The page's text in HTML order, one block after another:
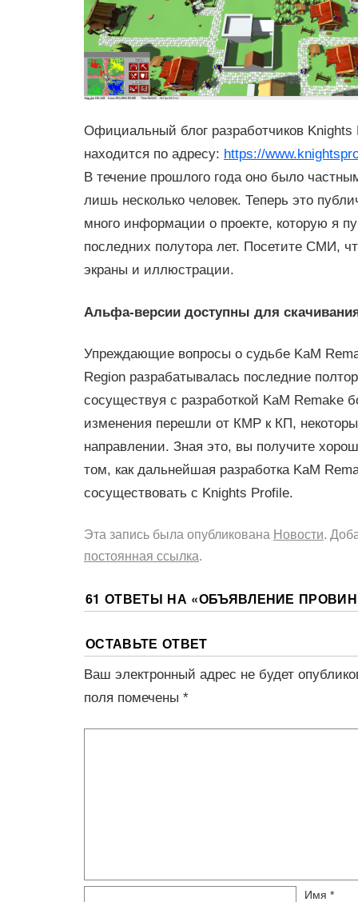
Официальный блог разработчиков Knights
находится по адресу: https://
В течение прошлого года оно было
лишь несколько человек. Теперь это
много информации о проекте, которую я
последних полутора лет. Посетите СМИ,
экраны и иллюстрации.
Альфа-версии доступны для
Упреждающие вопросы о судьбе KaM
Region разрабатывалась последние
сосуществуя с разработкой KaM Remake
изменения перешли от КМР к КП,
направлении. Зная это, вы получите
том, как дальнейшая разработка KaM
сосуществовать с Knights Profile.
Эта запись была опубликована Новости.
постоянная ссылка.
61 ОТВЕТЫ НА «ОБЪЯВЛЕНИЕ
ОСТАВЬТЕ ОТВЕТ
Ваш электронный адрес не будет
поля помечены *
Имя *